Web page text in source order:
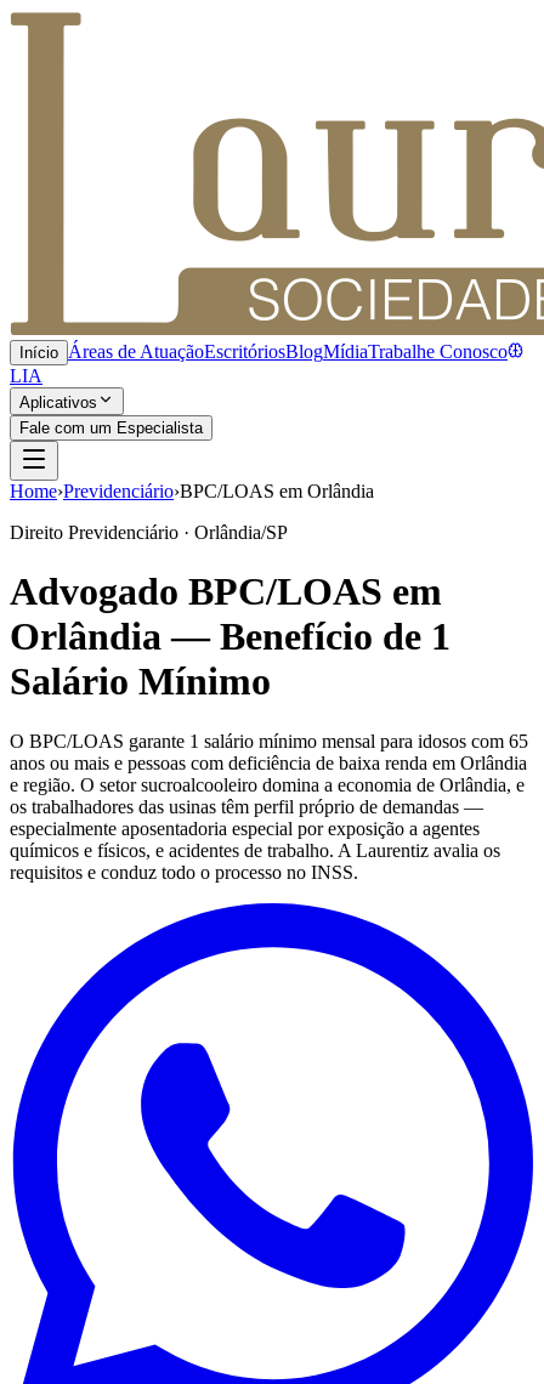
Início Áreas de AtuaçãoEscritóriosBlogMídiaTrabalhe Conosco
LIA
Aplicativos
Fale com um Especialista
Home›Previdenciário›BPC/LOAS em Orlândia
Direito Previdenciário · Orlândia/SP
Advogado BPC/LOAS em
Orlândia — Benefício de 1
Salário Mínimo
O BPC/LOAS garante 1 salário mínimo mensal para idosos com 65
anos ou mais e pessoas com deficiência de baixa renda em Orlândia
e região. O setor sucroalcooleiro domina a economia de Orlândia, e
os trabalhadores das usinas têm perfil próprio de demandas —
especialmente aposentadoria especial por exposição a agentes
químicos e físicos, e acidentes de trabalho. A Laurentiz avalia os
requisitos e conduz todo o processo no INSS.